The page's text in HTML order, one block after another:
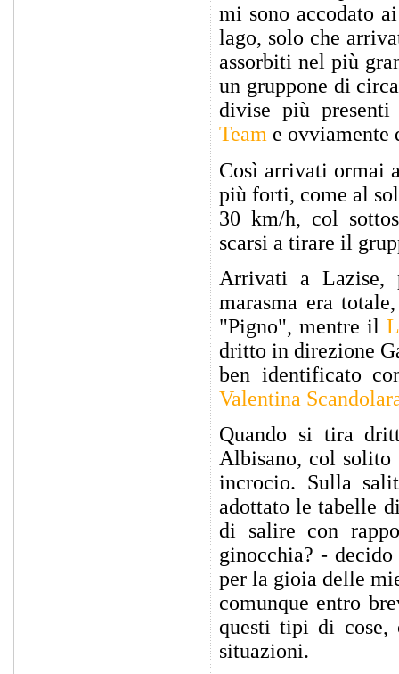
mi sono accodato
lago, solo che
assorbiti nel più
un gruppone di
divise più
Team e ovviamente
Così arrivati ormai
più forti, come al
30 km/h, col
scarsi a tirare il
Arrivati a Lazise,
marasma era
"Pigno", mentre il
dritto in direzione
ben identificato
Valentina
Quando si tira
Albisano, col
incrocio. Sulla
adottato le tabelle
di salire con
ginocchia? -
per la gioia delle
comunque entro
questi tipi di cose,
situazioni.